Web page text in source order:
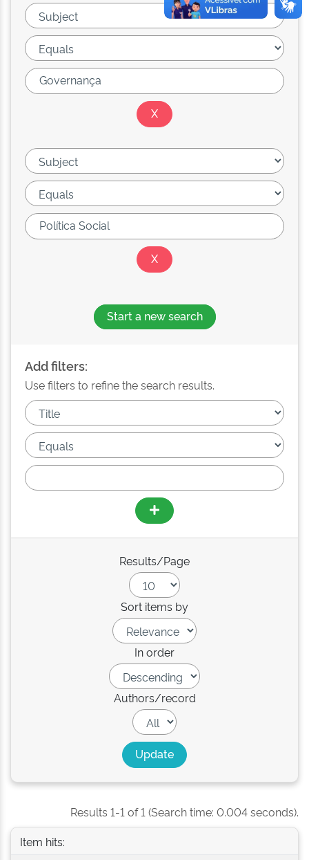
Start a new search
Add filters:
Use filters to refine the search results.
Results/Page
Sort items by
In order
Authors/record
Results 1-1 of 1 (Search time: 0.004 seconds).
Item hits: